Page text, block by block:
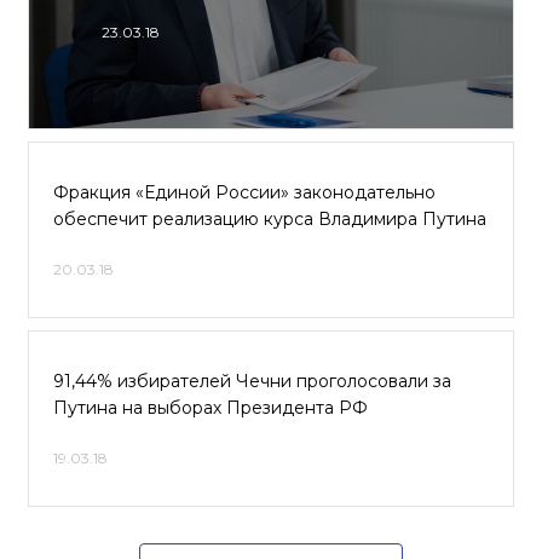
23.03.18
Фракция «Единой России» законодательно
обеспечит реализацию курса Владимира Путина
20.03.18
91,44% избирателей Чечни проголосовали за
Путина на выборах Президента РФ
19.03.18